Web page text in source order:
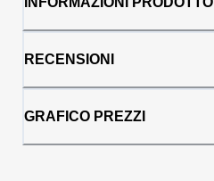
RECENSIONI
GRAFICO PREZZI